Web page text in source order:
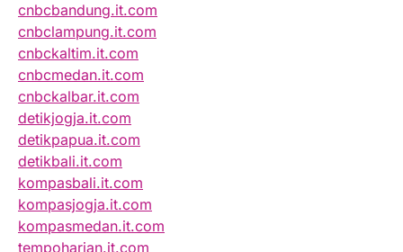
cnbcbandung.it.com
cnbclampung.it.com
cnbckaltim.it.com
cnbcmedan.it.com
cnbckalbar.it.com
detikjogja.it.com
detikpapua.it.com
detikbali.it.com
kompasbali.it.com
kompasjogja.it.com
kompasmedan.it.com
tempoharian.it.com